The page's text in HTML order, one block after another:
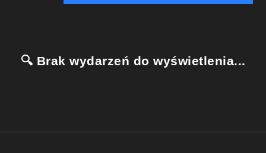
🔍 Brak wydarzeń do wyświetlenia...